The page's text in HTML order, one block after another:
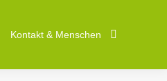
Kontakt & Menschen Search: